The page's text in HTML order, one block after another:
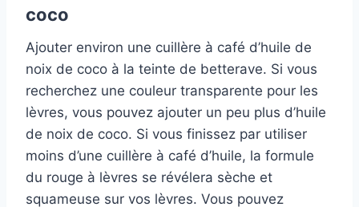
coco
Ajouter environ une cuillère à café d’huile de
noix de coco à la teinte de betterave. Si vous
recherchez une couleur transparente pour les
lèvres, vous pouvez ajouter un peu plus d’huile
de noix de coco. Si vous finissez par utiliser
moins d’une cuillère à café d’huile, la formule
du rouge à lèvres se révélera sèche et
squameuse sur vos lèvres. Vous pouvez